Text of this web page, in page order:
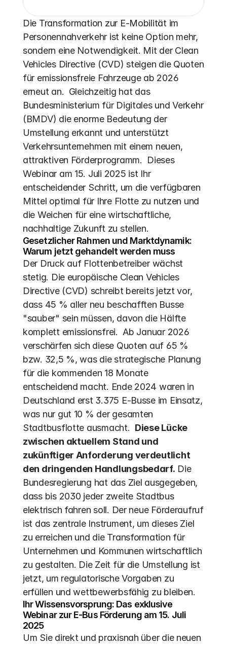
Die Transformation zur E-Mobilität im
Personennahverkehr ist keine Option mehr,
sondern eine Notwendigkeit. Mit der Clean
Vehicles Directive (CVD) steigen die Quoten
für emissionsfreie Fahrzeuge ab 2026
erneut an.  Gleichzeitig hat das
Bundesministerium für Digitales und Verkehr
(BMDV) die enorme Bedeutung der
Umstellung erkannt und unterstützt
Verkehrsunternehmen mit einem neuen,
attraktiven Förderprogramm.  Dieses
Webinar am 15. Juli 2025 ist Ihr
entscheidender Schritt, um die verfügbaren
Mittel optimal für Ihre Flotte zu nutzen und
die Weichen für eine wirtschaftliche,
nachhaltige Zukunft zu stellen.
Gesetzlicher Rahmen und Marktdynamik:
Warum jetzt gehandelt werden muss
Der Druck auf Flottenbetreiber wächst
stetig. Die europäische Clean Vehicles
Directive (CVD) schreibt bereits jetzt vor,
dass 45 % aller neu beschafften Busse
"sauber" sein müssen, davon die Hälfte
komplett emissionsfrei.  Ab Januar 2026
verschärfen sich diese Quoten auf 65 %
bzw. 32,5 %, was die strategische Planung
für die kommenden 18 Monate
entscheidend macht. Ende 2024 waren in
Deutschland erst 3.375 E-Busse im Einsatz,
was nur gut 10 % der gesamten
Stadtbusflotte ausmacht. Diese Lücke
zwischen aktuellem Stand und
zukünftiger Anforderung verdeutlicht
den dringenden Handlungsbedarf. Die
Bundesregierung hat das Ziel ausgegeben,
dass bis 2030 jeder zweite Stadtbus
elektrisch fahren soll. Der neue Förderaufruf
ist das zentrale Instrument, um dieses Ziel
zu erreichen und die Transformation für
Unternehmen und Kommunen wirtschaftlich
zu gestalten. Die Zeit für die Umstellung ist
jetzt, um regulatorische Vorgaben zu
erfüllen und wettbewerbsfähig zu bleiben.
Ihr Wissensvorsprung: Das exklusive
Webinar zur E-Bus Förderung am 15. Juli
2025
Um Sie direkt und praxisnah über die neuen